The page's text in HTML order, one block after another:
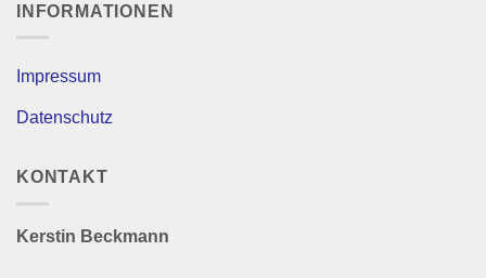
INFORMATIONEN
Impressum
Datenschutz
KONTAKT
Kerstin Beckmann